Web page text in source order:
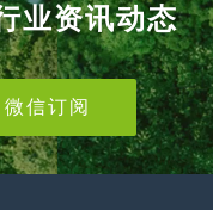
业资讯动态
微信订阅